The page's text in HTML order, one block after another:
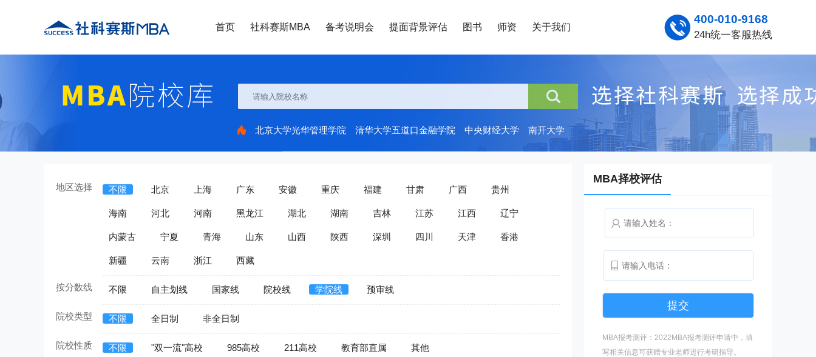
首页 社科赛斯MBA 备考说明会 提面背景评估 图书 师资 关于我们
400-010-9168
24h统一客服热线
北京大学光华管理学院 清华大学五道口金融学院 中央财经大学 南开大学
地区选择 不限 北京 上海 广东 安徽 重庆 福建 甘肃 广西 贵州
海南 河北 河南 黑龙江 湖北 湖南 吉林 江苏 江西 辽宁
内蒙古 宁夏 青海 山东 山西 陕西 深圳 四川 天津 香港
新疆 云南 浙江 西藏
按分数线 不限 自主划线 国家线 院校线 学院线 预审线
院校类型 不限 全日制 非全日制
院校性质 不限 "双一流"高校 985高校 211高校 教育部直属 其他
MBA择校评估
MBA报考测评：2022MBA报考测评申请中，填
写相关信息可获赠专业老师进行考研指导。